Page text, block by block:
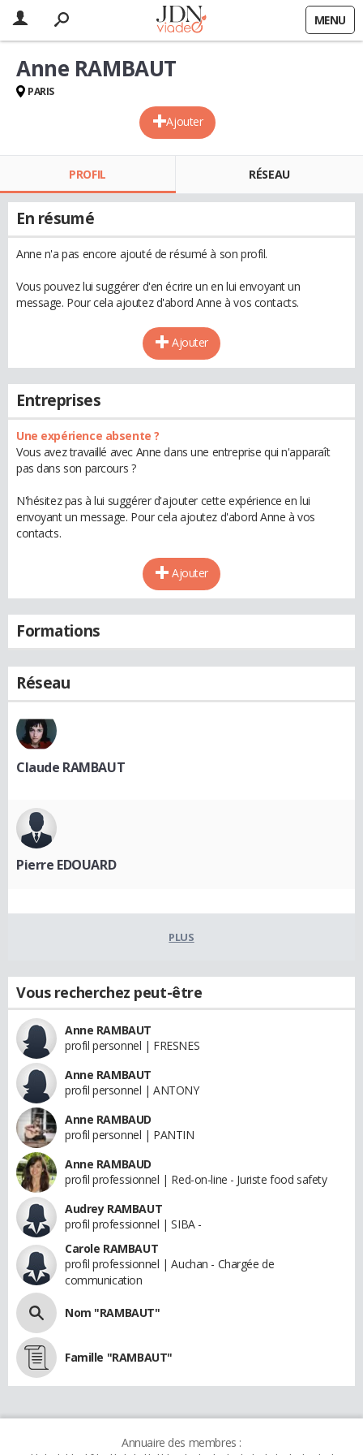
MENU
Ajouter
Anne RAMBAUT
PARIS
PROFIL RÉSEAU
En résumé
Anne n'a pas encore ajouté de résumé à son profil.
Vous pouvez lui suggérer d'en écrire un en lui envoyant un
message. Pour cela ajoutez d'abord Anne à vos contacts.
Ajouter
Entreprises
Une expérience absente ?
Vous avez travaillé avec Anne dans une entreprise qui n'apparaît
pas dans son parcours ?
N'hésitez pas à lui suggérer d'ajouter cette expérience en lui
envoyant un message. Pour cela ajoutez d'abord Anne à vos
contacts.
Ajouter
Formations
Réseau
Claude RAMBAUT
Pierre EDOUARD
PLUS
Vous recherchez peut-être
Anne RAMBAUT
profil personnel | FRESNES
Anne RAMBAUT
profil personnel | ANTONY
Anne RAMBAUD
profil personnel | PANTIN
Anne RAMBAUD
profil professionnel | Red-on-line - Juriste food safety
Audrey RAMBAUT
profil professionnel | SIBA -
Carole RAMBAUT
profil professionnel | Auchan - Chargée de
communication
Nom "RAMBAUT"
Famille "RAMBAUT"
Annuaire des membres :